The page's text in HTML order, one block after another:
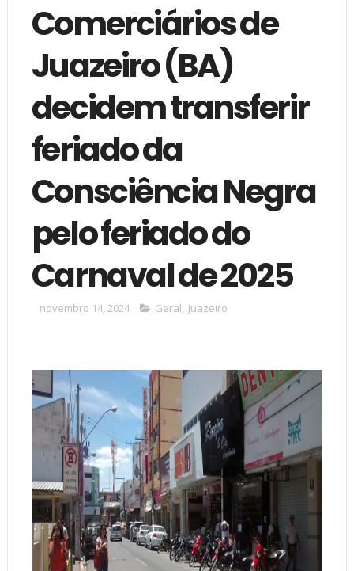
Comerciários de
Juazeiro (BA)
decidem transferir
feriado da
Consciência Negra
pelo feriado do
Carnaval de 2025
novembro 14, 2024 Geral, Juazeiro